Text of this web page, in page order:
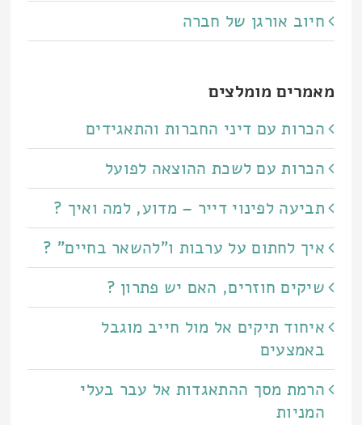
חיוב אורגן של חברה
מאמרים מומלצים
הכרות עם דיני החברות והתאגידים
הכרות עם לשכת ההוצאה לפועל
תביעה לפינוי דייר – מדוע, למה ואיך ?
איך לחתום על ערבות ו"להשאר בחיים" ?
שיקים חוזרים, האם יש פתרון ?
איחוד תיקים אל מול חייב מוגבל
באמצעים
הרמת מסך ההתאגדות אל עבר בעלי
המניות